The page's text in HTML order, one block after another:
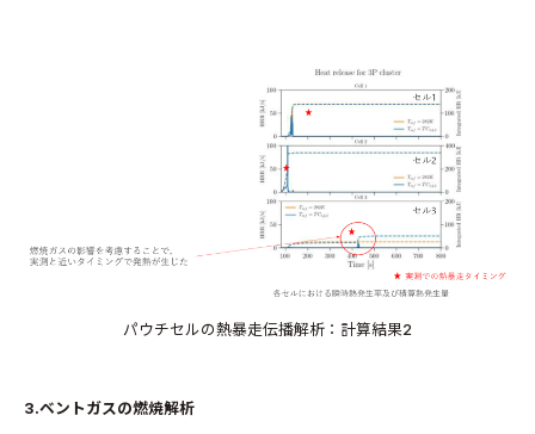
パウチセルの熱暴走伝播解析：計算結果2
3.ベントガスの燃焼解析